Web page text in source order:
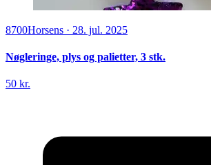
8700Horsens · 28. jul. 2025
Nøgleringe, plys og palietter, 3 stk.
50 kr.